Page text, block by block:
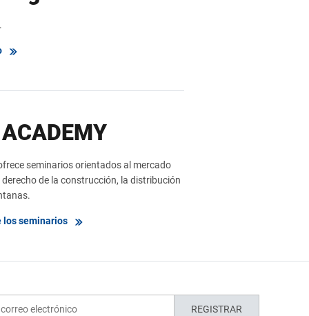
seminarios orientados al mercado
de la construcción, la distribución
los seminarios
REGISTRAR